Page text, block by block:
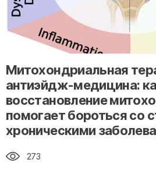
" alt="loading" class="img-responsive"/>
Митохондриальная
антиэйдж-медицина:
восстановление
помогает бороться со
хроническими
273